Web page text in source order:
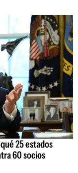
25 estados
60 socios